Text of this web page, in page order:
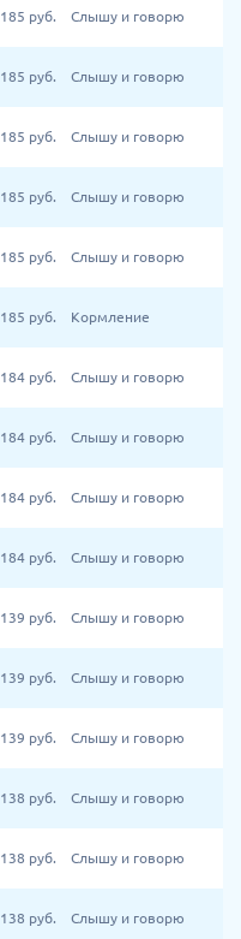
185 руб. Слышу и говорю
185 руб. Слышу и говорю
185 руб. Слышу и говорю
185 руб. Слышу и говорю
185 руб. Слышу и говорю
185 руб. Кормление
184 руб. Слышу и говорю
184 руб. Слышу и говорю
184 руб. Слышу и говорю
184 руб. Слышу и говорю
139 руб. Слышу и говорю
139 руб. Слышу и говорю
139 руб. Слышу и говорю
138 руб. Слышу и говорю
138 руб. Слышу и говорю
138 руб. Слышу и говорю